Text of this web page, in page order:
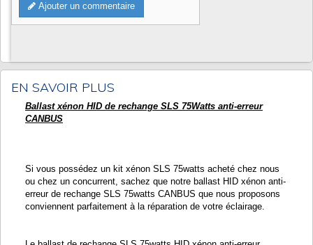
Ajouter un commentaire
EN SAVOIR PLUS
Ballast xénon HID de rechange SLS 75Watts anti-erreur
CANBUS
Si vous possédez un kit xénon SLS 75watts acheté chez nous
ou chez un concurrent, sachez que notre ballast HID xénon anti-
erreur de rechange SLS 75watts CANBUS que nous proposons
conviennent parfaitement à la réparation de votre éclairage.